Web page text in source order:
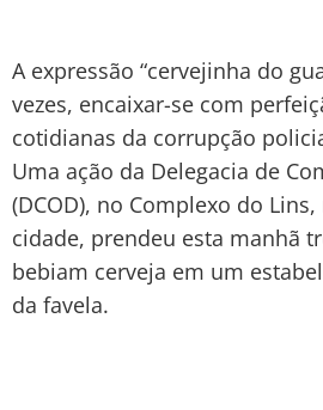
A expressão “cervejinha do
vezes, encaixar-se com
cotidianas da corrupção
Uma ação da Delegacia de
(DCOD), no Complexo do
cidade, prendeu esta manhã
bebiam cerveja em um
da favela.